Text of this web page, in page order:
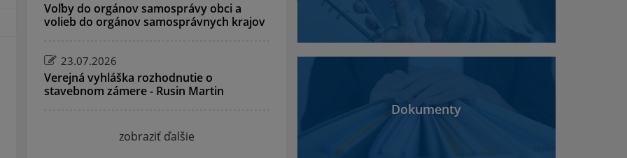
Voľby do orgánov samosprávy obci a
volieb do orgánov samosprávnych krajov
23.07.2026
Verejná vyhláška rozhodnutie o
stavebnom zámere - Rusin Martin
zobraziť ďalšie
Dokumenty